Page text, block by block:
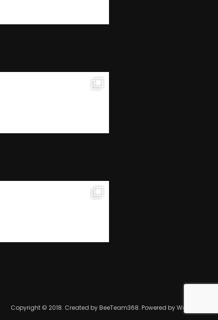
Copyright © 2018. Created by BeeTeam368. Powered by WordPress